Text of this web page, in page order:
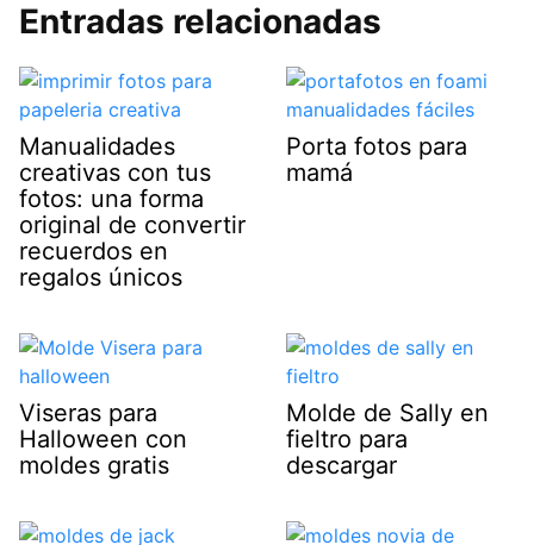
Entradas relacionadas
Manualidades
creativas con tus
fotos: una forma
original de convertir
recuerdos en
regalos únicos
Porta fotos para
mamá
Viseras para
Halloween con
moldes gratis
Molde de Sally en
fieltro para
descargar